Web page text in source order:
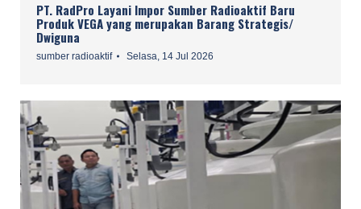
PT. RadPro Layani Impor Sumber Radioaktif Baru
Produk VEGA yang merupakan Barang Strategis/
Dwiguna
sumber radioaktif Selasa, 14 Jul 2026